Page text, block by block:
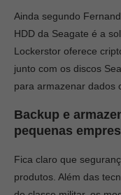
Ainda segundo
HDD da Seagate é a
Lockerstor oferece
junto com os discos
para armazenar dados
Backup e
pequenas
Fica claro que
produtos. Além das